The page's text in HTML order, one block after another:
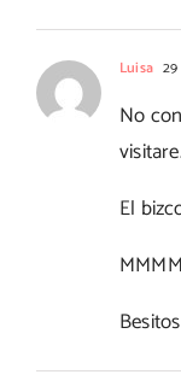
Luisa 29
No
El
Besitos